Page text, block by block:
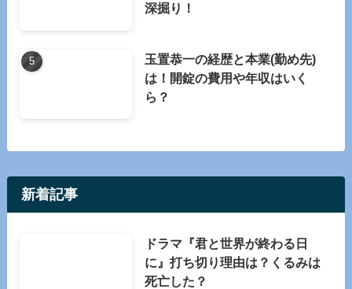
深掘り！
玉置恭一の経歴と本業(勤め先)
は！開錠の費用や年収はいく
ら？
新着記事
ドラマ『君と世界が終わる日
に』打ち切り理由は？くるみは
死亡した？